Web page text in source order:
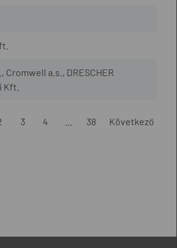
Cromwell a.s., DRESCHER
Kft.
3 4 38 Következő